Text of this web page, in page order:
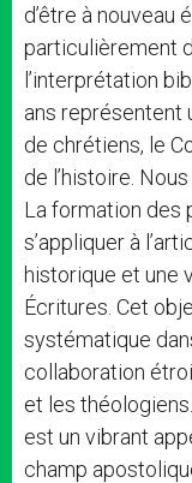
d’être à
particulièrement
l’interprétation
ans représentent
de chrétiens, le
de l’histoire.
La formation des
s’appliquer à
historique et une
Écritures. Cet
systématique
collaboration
et les
est un vibrant
champ